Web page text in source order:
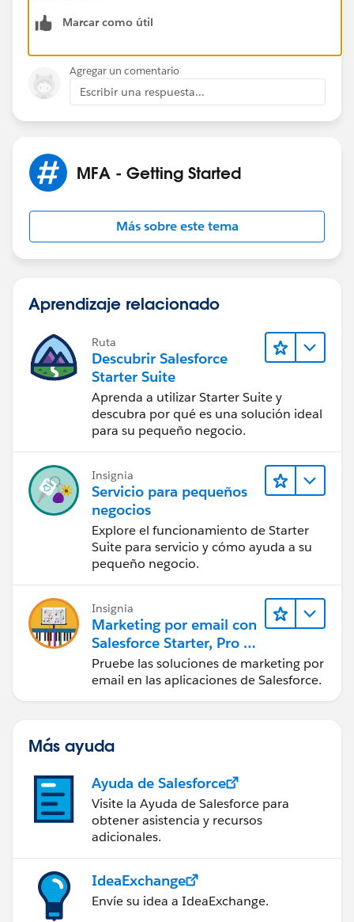
https://help.salesforce.com/s/articleView?
id=disconnect_salesforce_authenticator_v2_or_later.ht
m&language=en_US&type=5
Marcar como útil
Agregar un comentario
Escribir una respuesta...
MFA - Getting Started
Más sobre este tema
Aprendizaje relacionado
Ruta
Descubrir Salesforce
Starter Suite
Aprenda a utilizar Starter Suite y
descubra por qué es una solución ideal
para su pequeño negocio.
Insignia
Servicio para pequeños
negocios
Explore el funcionamiento de Starter
Suite para servicio y cómo ayuda a su
pequeño negocio.
Insignia
Marketing por email con
Salesforce Starter, Pro y
Marketing Cloud Next
Pruebe las soluciones de marketing por
email en las aplicaciones de Salesforce.
Más ayuda
Ayuda de Salesforce
Visite la Ayuda de Salesforce para
obtener asistencia y recursos
adicionales.
IdeaExchange
Envíe su idea a IdeaExchange.